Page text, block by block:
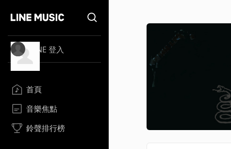
LINE 登入
首頁
音樂焦點
鈴聲排行榜